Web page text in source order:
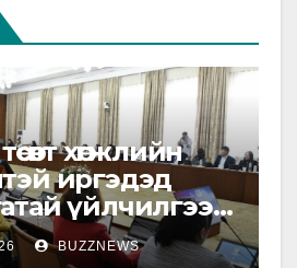
хөгжлийн
иргэдэд
үйлчилгээ,
тусгайлан
BUZZNEWS